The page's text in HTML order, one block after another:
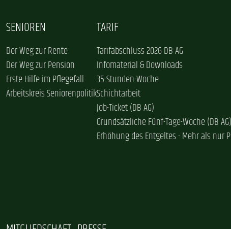
SENIOREN
Der Weg zur Rente
Der Weg zur Pension
Erste Hilfe im Pflegefall
Arbeitskreis Seniorenpolitik
TARIF
Tarifabschluss 2026 DB AG
Infomaterial & Downloads
35-Stunden-Woche
Schichtarbeit
Job-Ticket (DB AG)
Grundsätzliche Fünf-Tage-Woche (DB AG)
Erhöhung des Entgeltes - Mehr als nur